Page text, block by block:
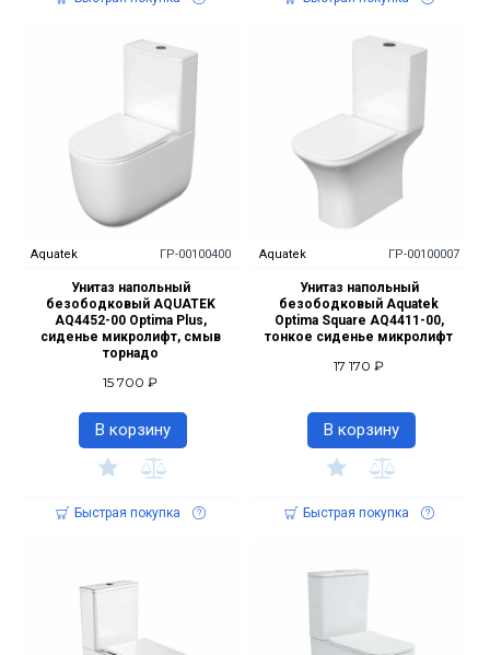
Aquatek ГР-00100400
Унитаз напольный
безободковый AQUATEK
AQ4452-00 Optima Plus,
сиденье микролифт, смыв
торнадо
15 700 ₽
В корзину
Быстрая покупка
Aquatek ГР-00100007
Унитаз напольный
безободковый Aquatek
Optima Square AQ4411-00,
тонкое сиденье микролифт
17 170 ₽
В корзину
Быстрая покупка